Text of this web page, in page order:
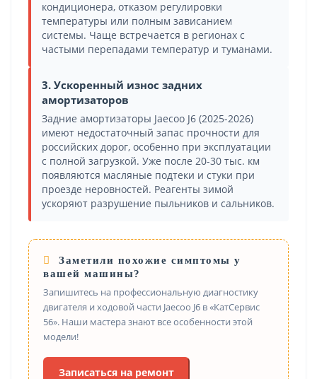
кондиционера, отказом регулировки
температуры или полным зависанием
системы. Чаще встречается в регионах с
частыми перепадами температур и туманами.
3. Ускоренный износ задних
амортизаторов
Задние амортизаторы Jaecoo J6 (2025-2026)
имеют недостаточный запас прочности для
российских дорог, особенно при эксплуатации
с полной загрузкой. Уже после 20-30 тыс. км
появляются масляные подтеки и стуки при
проезде неровностей. Реагенты зимой
ускоряют разрушение пыльников и сальников.
Заметили похожие симптомы у
вашей машины?
Запишитесь на профессиональную диагностику
двигателя и ходовой части Jaecoo J6 в «КатСервис
56». Наши мастера знают все особенности этой
модели!
Записаться на ремонт